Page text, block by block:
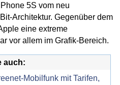
5S vom neu
Architektur. Gegenüber dem
eine extreme
vor allem im Grafik-Bereich.
auch:
Mobilfunk mit Tarifen,